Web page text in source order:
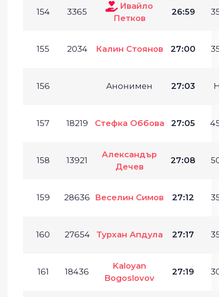
154 3365
Ивайло
Петков
26:59
155 2034 Калин Стоянов 27:00
156 Анонимен 27:03
157 18219 Стефка Оббова 27:05
158 13921
Александър
Дечев
27:08
159 28636 Веселин Симов 27:12
160 27654 Турхан Апдула 27:17
161 18436
Kaloyan
Bogoslovov
27:19